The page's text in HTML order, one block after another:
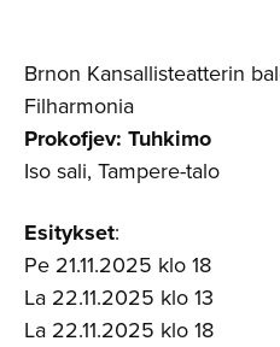
Brnon Kansallisteatterin
Filharmonia
Prokofjev: Tuhkimo
Iso sali, Tampere-talo
Esitykset:
Pe 21.11.2025 klo 18
La 22.11.2025 klo 13
La 22.11.2025 klo 18